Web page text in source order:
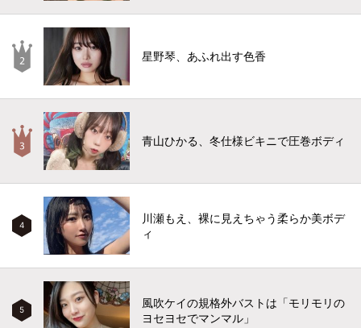
星野琴、あふれ出す色香
青山ひかる、冬仕様ビキニで圧巻ボディ
4
川瀬もえ、裸に見えちゃう柔らか美ボデ
ィ
5
風吹ケイの規格外バストは「モリモリの
ヨセヨセでマンマル」